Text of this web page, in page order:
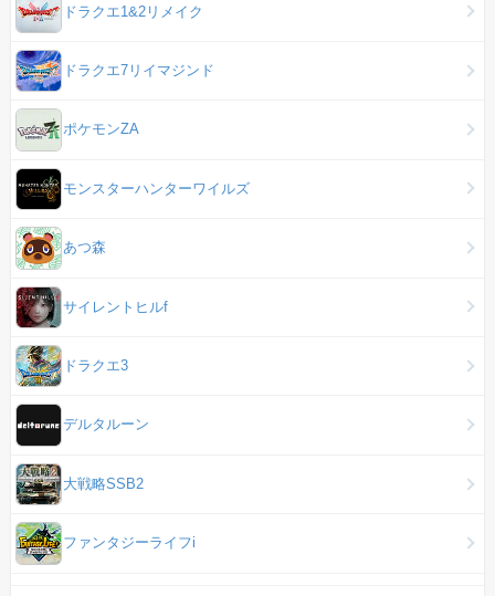
ドラクエ1&2リメイク
ドラクエ7リイマジンド
ポケモンZA
モンスターハンターワイルズ
あつ森
サイレントヒルf
ドラクエ3
デルタルーン
大戦略SSB2
ファンタジーライフi